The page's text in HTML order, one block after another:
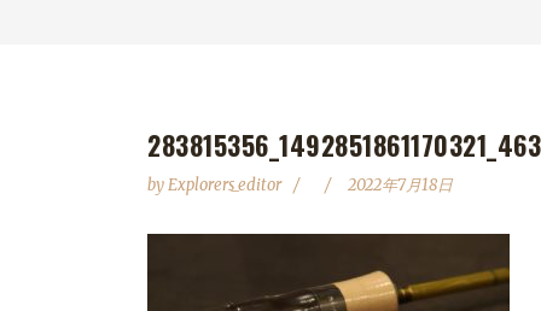
byExplorers_editor 2022年7月18日